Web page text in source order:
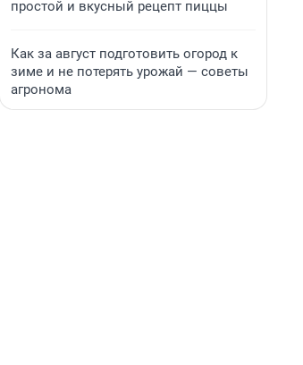
простой и вкусный рецепт пиццы
Как за август подготовить огород к
зиме и не потерять урожай — советы
агронома